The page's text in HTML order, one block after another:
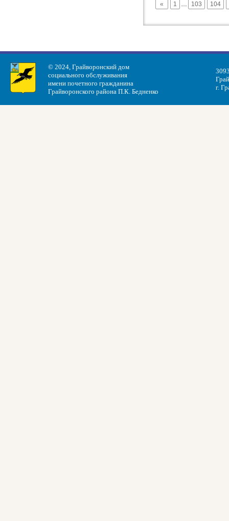
« 1 … 103 104
© 2024, Грайворонский дом
социального обслуживания
имени почетного гражданина
Грайворонского района П.К. Бедненко
г.